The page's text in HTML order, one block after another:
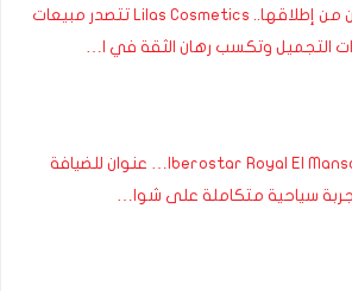
بعد عامين من إطلاقها.. Lilas Cosmetics تتصدر مبيعات
التجميل وتكسب رهان الثقة في ا…
فندق Iberostar Royal El Mansour… عنوان للضيافة
سياحية متكاملة على شوا…